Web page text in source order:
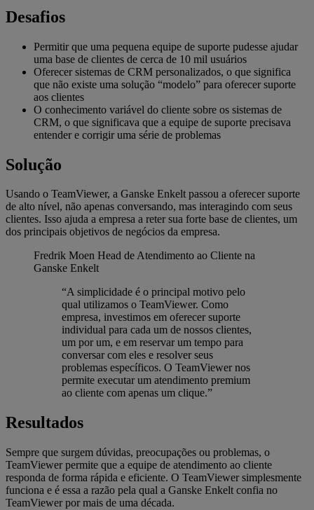
Desafios
Permitir que uma pequena equipe de suporte pudesse ajudar
uma base de clientes de cerca de 10 mil usuários
Oferecer sistemas de CRM personalizados, o que significa
que não existe uma solução “modelo” para oferecer suporte
aos clientes
O conhecimento variável do cliente sobre os sistemas de
CRM, o que significava que a equipe de suporte precisava
entender e corrigir uma série de problemas
Solução
Usando o TeamViewer, a Ganske Enkelt passou a oferecer suporte
de alto nível, não apenas conversando, mas interagindo com seus
clientes. Isso ajuda a empresa a reter sua forte base de clientes, um
dos principais objetivos de negócios da empresa.
Fredrik Moen Head de Atendimento ao Cliente na
Ganske Enkelt
“A simplicidade é o principal motivo pelo
qual utilizamos o TeamViewer. Como
empresa, investimos em oferecer suporte
individual para cada um de nossos clientes,
um por um, e em reservar um tempo para
conversar com eles e resolver seus
problemas específicos. O TeamViewer nos
permite executar um atendimento premium
ao cliente com apenas um clique.”
Resultados
Sempre que surgem dúvidas, preocupações ou problemas, o
TeamViewer permite que a equipe de atendimento ao cliente
responda de forma rápida e eficiente. O TeamViewer simplesmente
funciona e é essa a razão pela qual a Ganske Enkelt confia no
TeamViewer por mais de uma década.